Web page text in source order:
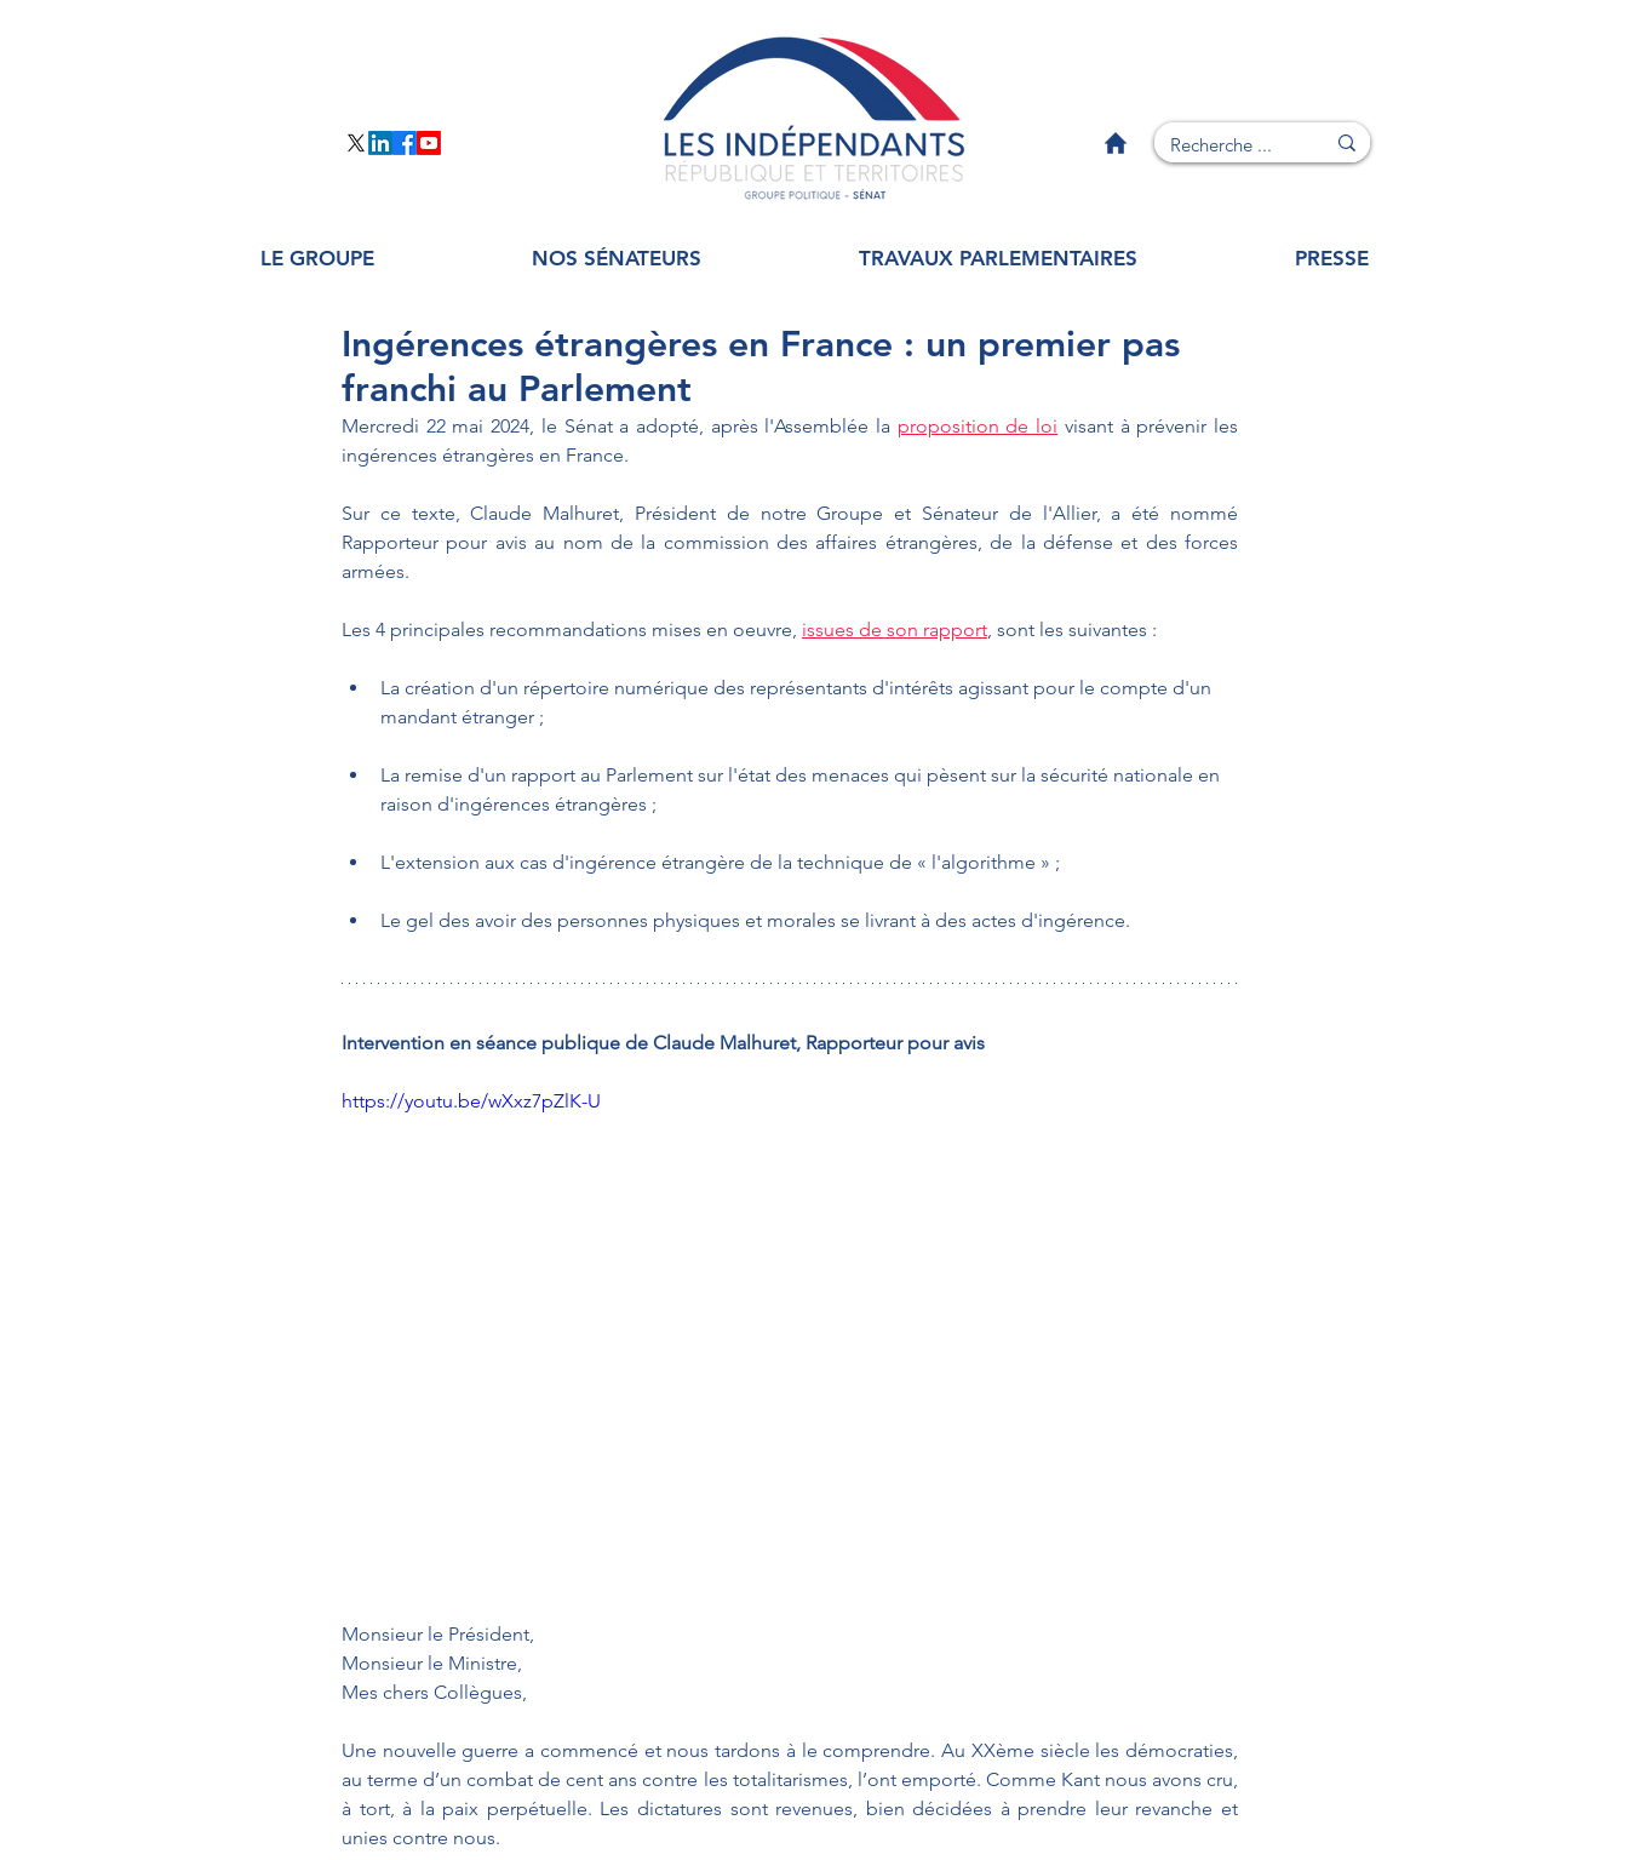
LE GROUPE NOS SÉNATEURS TRAVAUX PARLEMENTAIRES PRESSE
Ingérences étrangères en France : un premier pas
franchi au Parlement
Mercredi 22 mai 2024, le Sénat a adopté, après l'Assemblée la proposition de loi visant à prévenir les
ingérences étrangères en France.
Sur ce texte, Claude Malhuret, Président de notre Groupe et Sénateur de l'Allier, a été nommé
Rapporteur pour avis au nom de la commission des affaires étrangères, de la défense et des forces
armées.
Les 4 principales recommandations mises en oeuvre, issues de son rapport, sont les suivantes :
La création d'un répertoire numérique des représentants d'intérêts agissant pour le compte d'un
mandant étranger ;
La remise d'un rapport au Parlement sur l'état des menaces qui pèsent sur la sécurité nationale en
raison d'ingérences étrangères ;
L'extension aux cas d'ingérence étrangère de la technique de « l'algorithme » ;
Le gel des avoir des personnes physiques et morales se livrant à des actes d'ingérence.
Intervention en séance publique de Claude Malhuret, Rapporteur pour avis
https://youtu.be/wXxz7pZlK-U
Monsieur le Président,
Monsieur le Ministre,
Mes chers Collègues,
Une nouvelle guerre a commencé et nous tardons à le comprendre. Au XXème siècle les démocraties,
au terme d’un combat de cent ans contre les totalitarismes, l’ont emporté. Comme Kant nous avons cru,
à tort, à la paix perpétuelle. Les dictatures sont revenues, bien décidées à prendre leur revanche et
unies contre nous.